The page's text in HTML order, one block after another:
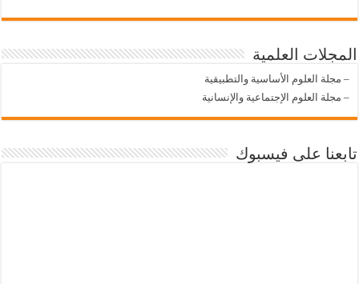
المجلات العلمية
– مجلة العلوم الأساسية والتطبيقية
– مجلة العلوم الإجتماعية والإنسانية
تابعنا على فيسبوك